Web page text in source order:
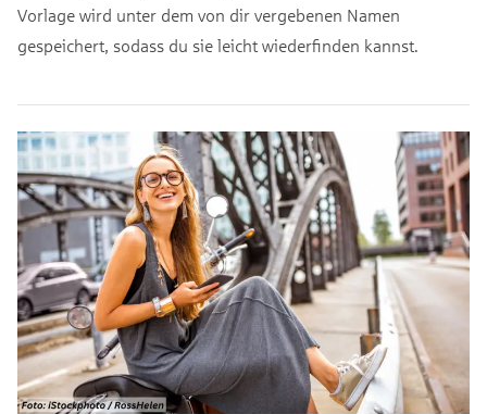
Vorlage wird unter dem von dir vergebenen Namen
gespeichert, sodass du sie leicht wiederfinden kannst.